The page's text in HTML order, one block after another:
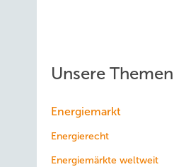
Unsere Themen
Energiemarkt
Energierecht
Energiemärkte weltweit